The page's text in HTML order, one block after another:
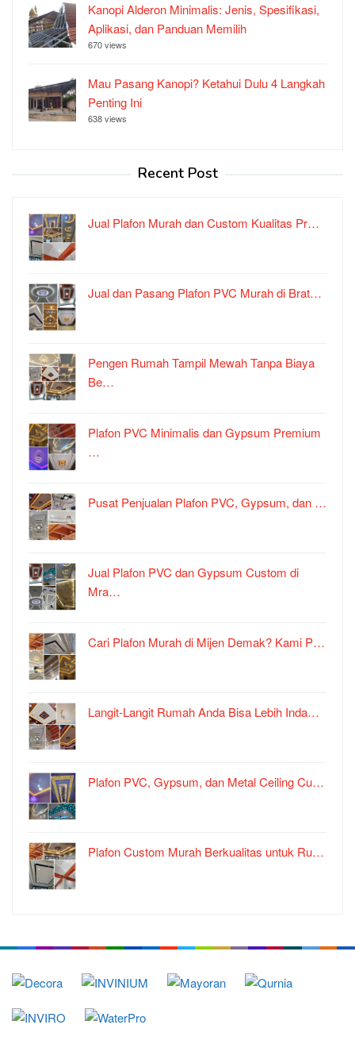
Kanopi Alderon Minimalis: Jenis, Spesifikasi,
Aplikasi, dan Panduan Memilih
670 views
Mau Pasang Kanopi? Ketahui Dulu 4 Langkah
Penting Ini
638 views
Recent Post
Jual Plafon Murah dan Custom Kualitas Pr…
Jual dan Pasang Plafon PVC Murah di Brat…
Pengen Rumah Tampil Mewah Tanpa Biaya
Be…
Plafon PVC Minimalis dan Gypsum Premium
…
Pusat Penjualan Plafon PVC, Gypsum, dan …
Jual Plafon PVC dan Gypsum Custom di
Mra…
Cari Plafon Murah di Mijen Demak? Kami P…
Langit-Langit Rumah Anda Bisa Lebih Inda…
Plafon PVC, Gypsum, dan Metal Ceiling Cu…
Plafon Custom Murah Berkualitas untuk Ru…